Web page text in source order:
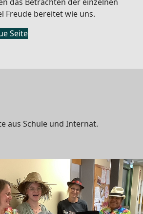
Freude bereitet wie uns.
Seite
aus Schule und Internat.